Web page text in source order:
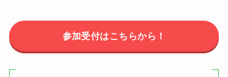
参加受付はこちらから！